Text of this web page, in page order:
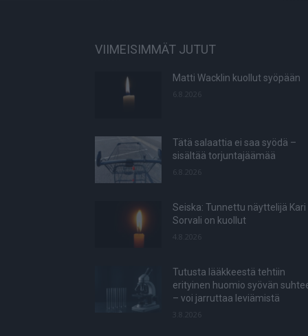
VIIMEISIMMÄT JUTUT
Matti Wacklin kuollut syöpään
6.8.2026
Tätä salaattia ei saa syödä –
sisältää torjuntajäämää
6.8.2026
Seiska: Tunnettu näyttelijä Kari
Sorvali on kuollut
4.8.2026
Tutusta lääkkeestä tehtiin
erityinen huomio syövän
– voi jarruttaa leviämistä
3.8.2026